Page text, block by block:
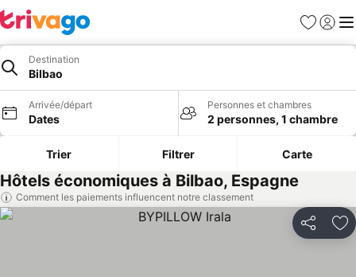
Favoris
Se
Destination
Bilbao
Arrivée/départ
Dates
Personnes et chambres
2 personnes, 1 chambre
Trier Filtrer Carte
Hôtels économiques à Bilbao, Espagne
Comment les paiements influencent notre classement
Partager